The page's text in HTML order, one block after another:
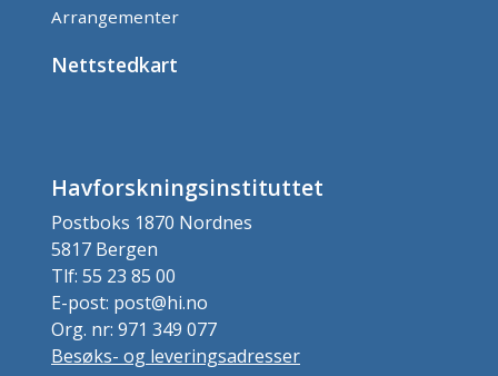
Arrangementer
Nettstedkart
Havforskningsinstituttet
Postboks 1870 Nordnes
5817 Bergen
Tlf: 55 23 85 00
E-post: post@hi.no
Org. nr: 971 349 077
Besøks- og leveringsadresser